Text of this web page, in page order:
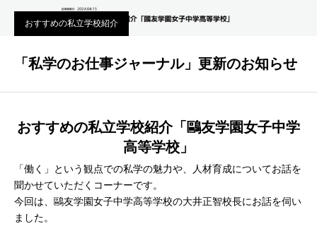
おすすめの私立学校紹介
「私学のお仕事ジャーナル」更新のお知らせ
おすすめの私立学校紹介「鷗友学園女子中学
高等学校」
「働く」という観点での私学の魅力や、人材育成についてお話を
聞かせていただくコーナーです。
今回は、鷗友学園女子中学高等学校の大井正智校長にお話を伺い
ました。